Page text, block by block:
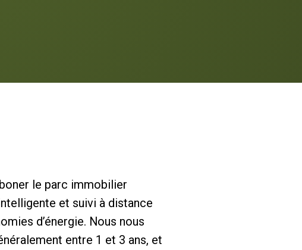
le parc immobilier
et suivi à distance
d’énergie. Nous nous
entre 1 et 3 ans, et